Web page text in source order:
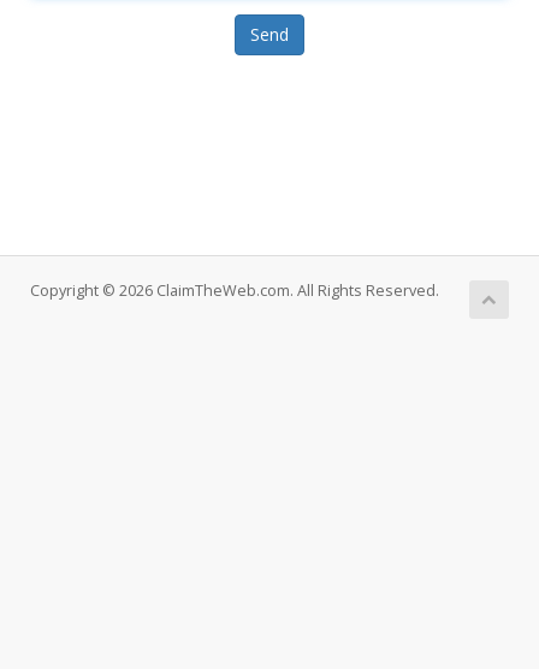
Send
Copyright © 2026 ClaimTheWeb.com. All Rights Reserved.